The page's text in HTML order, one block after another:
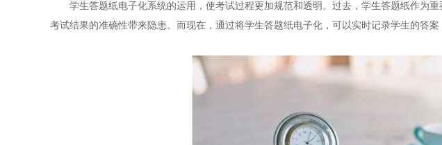
学生答题纸电子化系统的运用，使考试过程更加规范和透明。过去，学生答题纸作为重
考试结果的准确性带来隐患。而现在，通过将学生答题纸电子化，可以实时记录学生的答